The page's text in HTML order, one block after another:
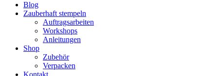
Blog
Zauberhaft stempeln
Auftragsarbeiten
Workshops
Anleitungen
Shop
Zubehör
Verpacken
Kontakt